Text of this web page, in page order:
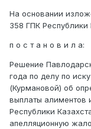
На основании
358 ГПК Республики
п о с т а н о в и л а:
Решение
года по делу по
(Курмановой) об
выплаты алиментов
Республики
апелляционную